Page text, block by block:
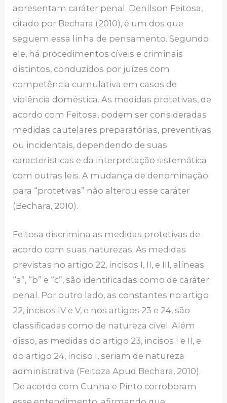
apresentam caráter penal. Denílson Feitosa,
citado por Bechara (2010), é um dos que
seguem essa linha de pensamento. Segundo
ele, há procedimentos cíveis e criminais
distintos, conduzidos por juízes com
competência cumulativa em casos de
violência doméstica. As medidas protetivas, de
acordo com Feitosa, podem ser consideradas
medidas cautelares preparatórias, preventivas
ou incidentais, dependendo de suas
características e da interpretação sistemática
com outras leis. A mudança de denominação
para “protetivas” não alterou esse caráter
(Bechara, 2010).
Feitosa discrimina as medidas protetivas de
acordo com suas naturezas. As medidas
previstas no artigo 22, incisos I, II, e III, alíneas
“a”, “b” e “c”, são identificadas como de caráter
penal. Por outro lado, as constantes no artigo
22, incisos IV e V, e nos artigos 23 e 24, são
classificadas como de natureza cível. Além
disso, as medidas do artigo 23, incisos I e II, e
do artigo 24, inciso I, seriam de natureza
administrativa (Feitoza Apud Bechara, 2010).
De acordo com Cunha e Pinto corroboram